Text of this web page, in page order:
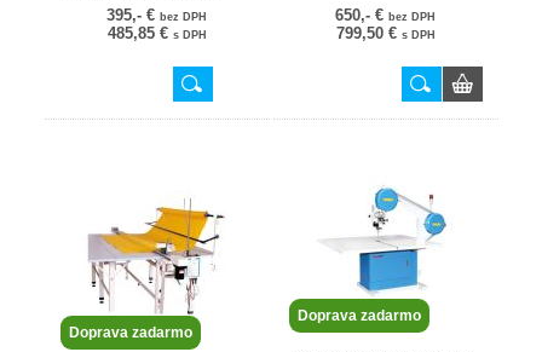
395,- € bez DPH
485,85 € s DPH
650,- € bez DPH
799,50 € s DPH
Doprava zadarmo
Doprava zadarmo